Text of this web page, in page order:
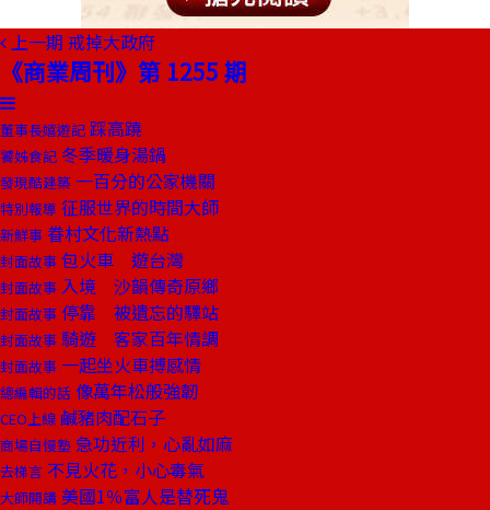
上一期 戒掉大政府
《商業周刊》第 1255 期
董事長嬉遊記 踩高蹺
饕姊食記 冬季暖身湯鍋
發現酷建築 一百分的公家機關
特別報導 征服世界的時間大師
新鮮事 眷村文化新熱點
封面故事 包火車 遊台灣
封面故事 入境 沙韻傳奇原鄉
封面故事 停靠 被遺忘的驛站
封面故事 騎遊 客家百年情調
封面故事 一起坐火車搏感情
總編輯的話 像萬年松般強韌
CEO上線 鹹豬肉配石子
商場自慢塾 急功近利，心亂如麻
去梯言 不見火花，小心毒氣
大師開講 美國1％富人是替死鬼